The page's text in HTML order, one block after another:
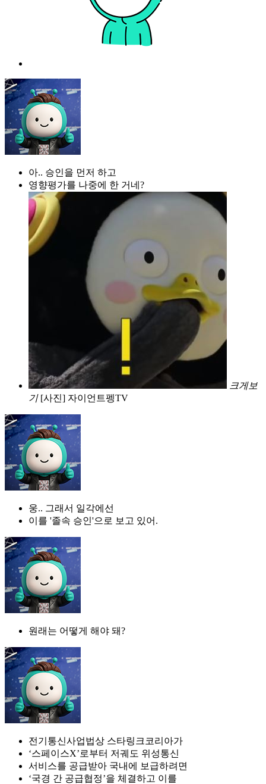
아.. 승인을 먼저 하고
영향평가를 나중에 한 거네?
크게보
기 [사진] 자이언트펭TV
웅.. 그래서 일각에선
이를 '졸속 승인'으로 보고 있어.
원래는 어떻게 해야 돼?
전기통신사업법상 스타링크코리아가
‘스페이스X’로부터 저궤도 위성통신
서비스를 공급받아 국내에 보급하려면
‘국경 간 공급협정’을 체결하고 이를